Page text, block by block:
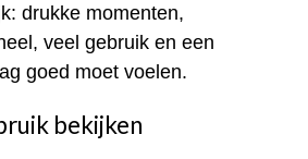
drukke momenten,
veel gebruik en een
goed moet voelen.
bekijken